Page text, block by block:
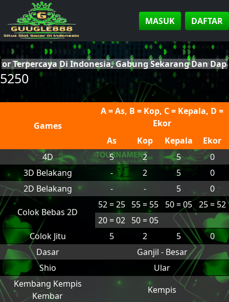
MASUK DAFTAR
Di Indonesia, Gabung Sekarang Dan
5250
Games
A = As, B = Kop, C = Kepala, D =
Ekor
As
Kop Kepala
Ekor
4D
5 2 5
0
3D Belakang
- 2 5
0
2D Belakang
- - 5 0
Colok Bebas 2D
52 = 25 55 = 55 50 = 05
25 = 52
20 = 02 50 = 05
Colok Jitu
5 2 5
0
Dasar
Ganjil - Besar
Shio
Ular
Kembang Kempis
Kembar
Kempis